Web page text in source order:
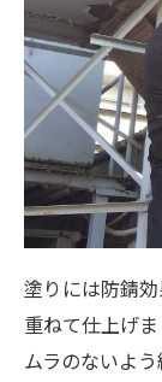
塗りには防錆
重ねて仕上げま
ムラのないよう